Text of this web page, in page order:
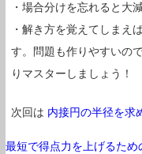
・場合分けを忘れると大
・解き方を覚えてしまえ
す。問題も作りやすいの
りマスターしましょう！
次回は 内接円の半径を求
最短で得点力を上げるため